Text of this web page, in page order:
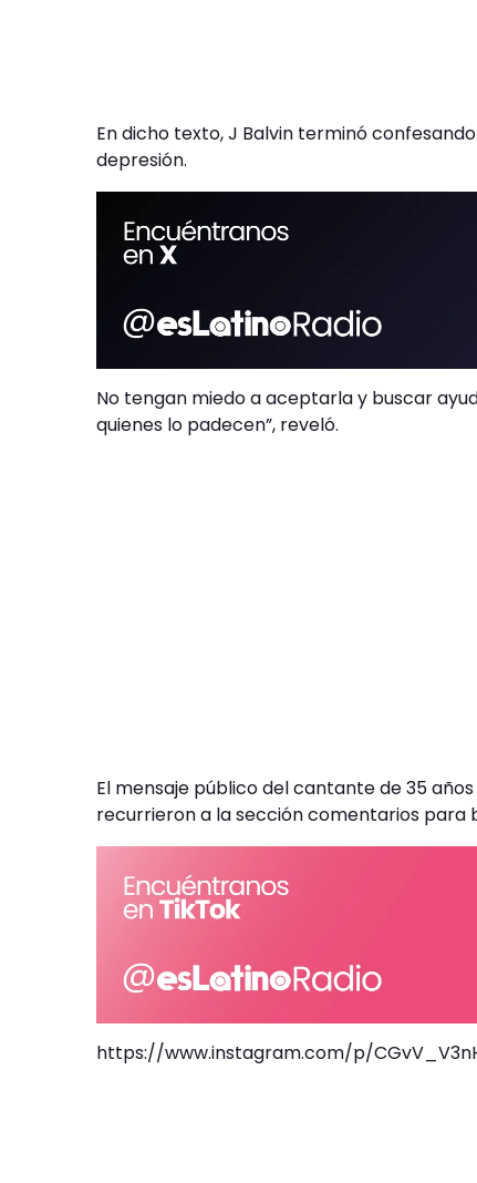
En dicho texto, J Balvin terminó
depresión.
No tengan miedo a aceptarla y buscar
quienes lo padecen”, reveló.
El mensaje público del cantante de 35
recurrieron a la sección comentarios para
https://www.instagram.com/p/